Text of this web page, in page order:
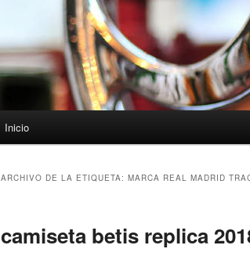
Inicio
ARCHIVO DE LA ETIQUETA: MARCA REAL MADRID
camiseta betis replica